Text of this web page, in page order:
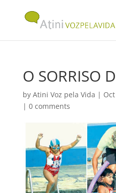
O SORRISO
by Atini Voz pela Vida |
| 0 comments